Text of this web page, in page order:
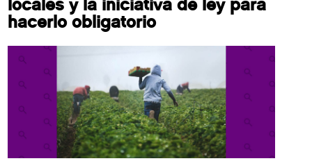
locales y la iniciativa de ley para
hacerlo obligatorio